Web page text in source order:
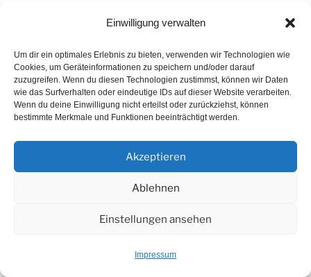
Einwilligung verwalten
Um dir ein optimales Erlebnis zu bieten, verwenden wir Technologien wie
Cookies, um Geräteinformationen zu speichern und/oder darauf
zuzugreifen. Wenn du diesen Technologien zustimmst, können wir Daten
wie das Surfverhalten oder eindeutige IDs auf dieser Website verarbeiten.
Wenn du deine Einwilligung nicht erteilst oder zurückziehst, können
bestimmte Merkmale und Funktionen beeinträchtigt werden.
Akzeptieren
Ablehnen
Einstellungen ansehen
Impressum
noch kein Bericht online gestellt war.
Fahrt Ruhe brauchst.
Warum diese Veranstaltung auch immer im
Oktober stattfindet, bleibt mir bis heute ein
SportFrei-Gruss
Antworten